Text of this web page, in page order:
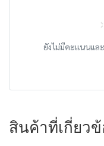
ยังไม่มีคะแนนแล
สินค้าที่เกี่ยวข้